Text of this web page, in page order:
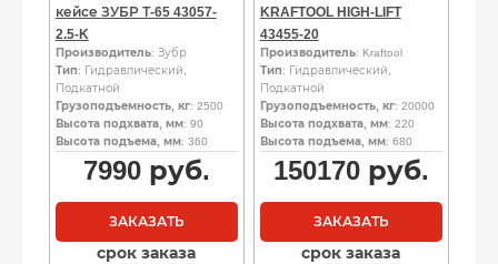
кейсе ЗУБР Т-65 43057-
2.5-K
Производитель: Зубр
Тип: Гидравлический,
Подкатной
Грузоподъемность, кг: 2500
Высота подхвата, мм: 90
Высота подъема, мм: 360
7990руб.
ЗАКАЗАТЬ
срок заказа
KRAFTOOL HIGH-LIFT
43455-20
Производитель: Kraftool
Тип: Гидравлический,
Подкатной
Грузоподъемность, кг: 20000
Высота подхвата, мм: 220
Высота подъема, мм: 680
150170руб.
ЗАКАЗАТЬ
срок заказа